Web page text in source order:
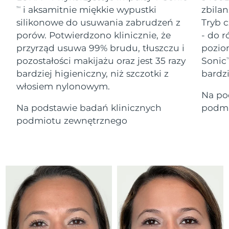
TM
i aksamitnie miękkie wypustki
silikonowe do usuwania zabrudzeń z
porów. Potwierdzono klinicznie, że
przyrząd usuwa 99% brudu, tłuszczu i
pozostałości makijażu oraz jest 35 razy
bardziej higieniczny, niż szczotki z
włosiem nylonowym.
Na podstawie badań klinicznych
podmiotu zewnętrznego
Tryb
- do
Sonic
Na
All revitalizing eye massagers
Advanced pore care essentials
Serum
For healthy hair
issa™ Teeth Whitening Gel
18% PAP
Kosmetyki Mężczyźni
Kupuj
Gibraltar
13/08/2026
Grecja
Oczekiwany czas dostawy
09/08/2026
SRA Hongkong
(Chiny)
Oczekiwany czas dostawy
10/08/2026
Oczekiwany czas dostawy
07/08/2026
Irlandia
Oczekiwany czas dostawy
09/08/2026
Wyspa Man
Oczekiwany czas dostawy
11/08/2026